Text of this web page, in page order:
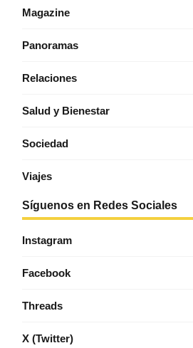
Magazine
Panoramas
Relaciones
Salud y Bienestar
Sociedad
Viajes
Síguenos en Redes Sociales
Instagram
Facebook
Threads
X (Twitter)